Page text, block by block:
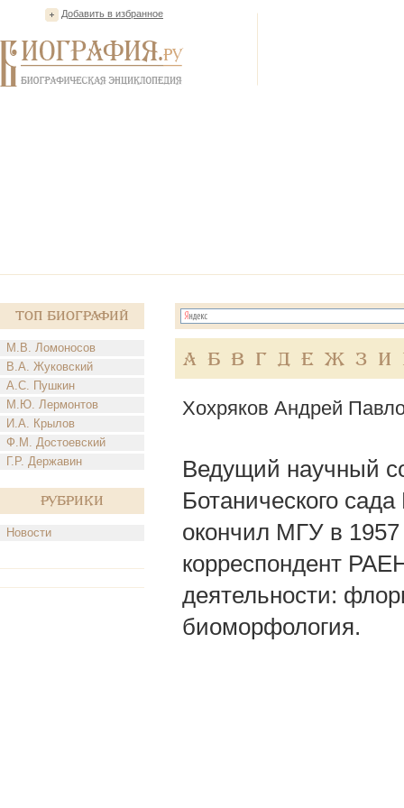
Добавить в избранное
Топ Биографий
М.В. Ломоносов
В.А. Жуковский
А.С. Пушкин
М.Ю. Лермонтов
И.А. Крылов
Ф.М. Достоевский
Г.Р. Державин
Рубрики
Новости
А Б В Г Д Е Ж З И
Хохряков Андрей
Ведущий научный
Ботанического
окончил МГУ в 1957
корреспондент
деятельности:
биоморфология.